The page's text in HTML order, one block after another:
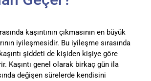
kaşıntının çıkmasının en büyük
iyileşmesidir. Bu iyileşme sırasında
şiddeti de kişiden kişiye göre
Kaşıntı genel olarak birkaç gün ila
değişen sürelerde kendisini